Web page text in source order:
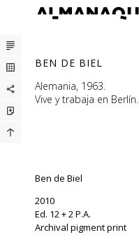
BEN DE BIEL
Alemania, 1963.
Vive y trabaja en Berlín.
Ben de Biel
2010
Ed. 12 + 2 P.A.
Archival pigment print